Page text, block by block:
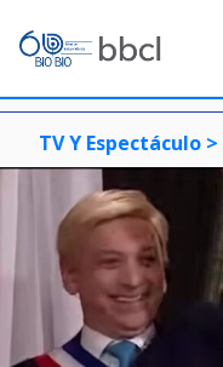
TV Y Espectáculo >